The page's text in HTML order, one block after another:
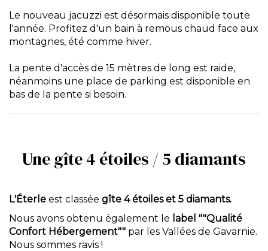
Le nouveau jacuzzi est désormais disponible toute
l'année. Profitez d'un bain à remous chaud face aux
montagnes, été comme hiver.
La pente d'accès de 15 mètres de long est raide,
néanmoins une place de parking est disponible en
bas de la pente si besoin.
Une gîte 4 étoiles / 5 diamants
L'Éterle est classée gîte 4 étoiles et 5 diamants.
Nous avons obtenu également le label ""Qualité
Confort Hébergement"" par les Vallées de Gavarnie.
Nous sommes ravis !